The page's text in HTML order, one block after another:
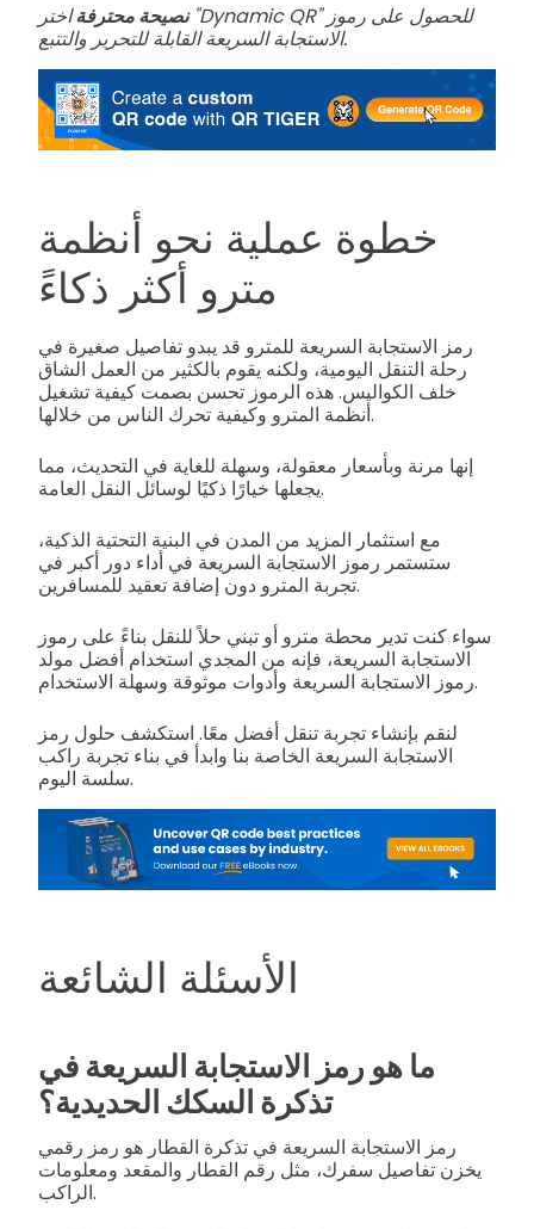
نصيحة محترفةاختر "Dynamic QR" للحصول على رموز
الاستجابة السريعة القابلة للتحرير والتتبع.
خطوة عملية نحو أنظمة
مترو أكثر ذكاءً
رمز الاستجابة السريعة للمترو قد يبدو تفاصيل صغيرة في
رحلة التنقل اليومية، ولكنه يقوم بالكثير من العمل الشاق
خلف الكواليس. هذه الرموز تحسن بصمت كيفية تشغيل
أنظمة المترو وكيفية تحرك الناس من خلالها.
إنها مرنة وبأسعار معقولة، وسهلة للغاية في التحديث، مما
يجعلها خيارًا ذكيًا لوسائل النقل العامة.
مع استثمار المزيد من المدن في البنية التحتية الذكية،
ستستمر رموز الاستجابة السريعة في أداء دور أكبر في
تجربة المترو دون إضافة تعقيد للمسافرين.
سواء كنت تدير محطة مترو أو تبني حلاً للنقل بناءً على رموز
الاستجابة السريعة، فإنه من المجدي استخدام أفضل مولد
رموز الاستجابة السريعة وأدوات موثوقة وسهلة الاستخدام.
لنقم بإنشاء تجربة تنقل أفضل معًا. استكشف حلول رمز
الاستجابة السريعة الخاصة بنا وابدأ في بناء تجربة راكب
سلسة اليوم.
الأسئلة الشائعة
ما هو رمز الاستجابة السريعة في
تذكرة السكك الحديدية؟
رمز الاستجابة السريعة في تذكرة القطار هو رمز رقمي
يخزن تفاصيل سفرك، مثل رقم القطار والمقعد ومعلومات
الراكب.